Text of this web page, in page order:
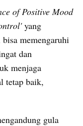
of Positive Mood
yang
memengaruhi
dan
menjaga
tetap baik,
gula